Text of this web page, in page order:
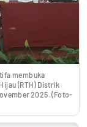
membuka
(RTH) Distrik
2025. (Foto-